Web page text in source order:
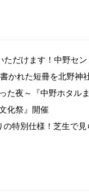
だけます！中野セ
かれた短冊を北野神
た夜～『中野ホタル
化祭』開催
特別仕様！芝生で